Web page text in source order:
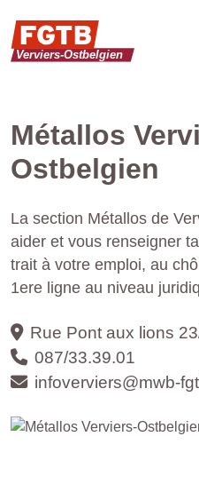
Métallos
Ostbelgien
La section Métallos de
aider et vous renseigner
trait à votre emploi, au
1ere ligne au niveau
Rue Pont aux lions
087/33.39.01
infoverviers@mwb-